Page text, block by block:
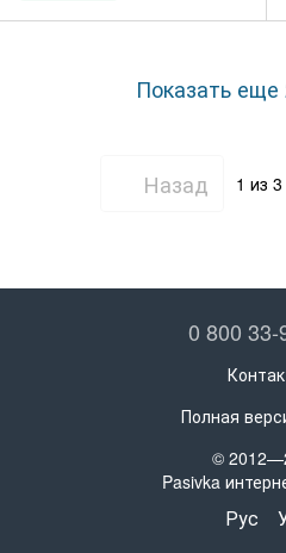
Показать еще
Назад 1 из 3
0 800 33-
Полная
©
Pasivka
Рус